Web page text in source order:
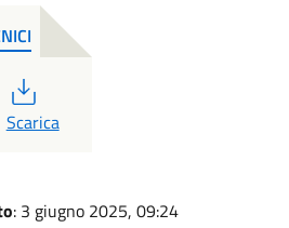
PDF
Scarica
: 3 giugno 2025, 09:24